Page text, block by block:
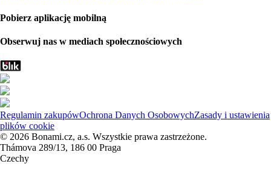
Pobierz aplikację mobilną
Obserwuj nas w mediach społecznościowych
Regulamin zakupówOchrona Danych OsobowychZasady i ustawienia
plików cookie
© 2026 Bonami.cz, a.s. Wszystkie prawa zastrzeżone.
Thámova 289/13, 186 00 Praga
Czechy